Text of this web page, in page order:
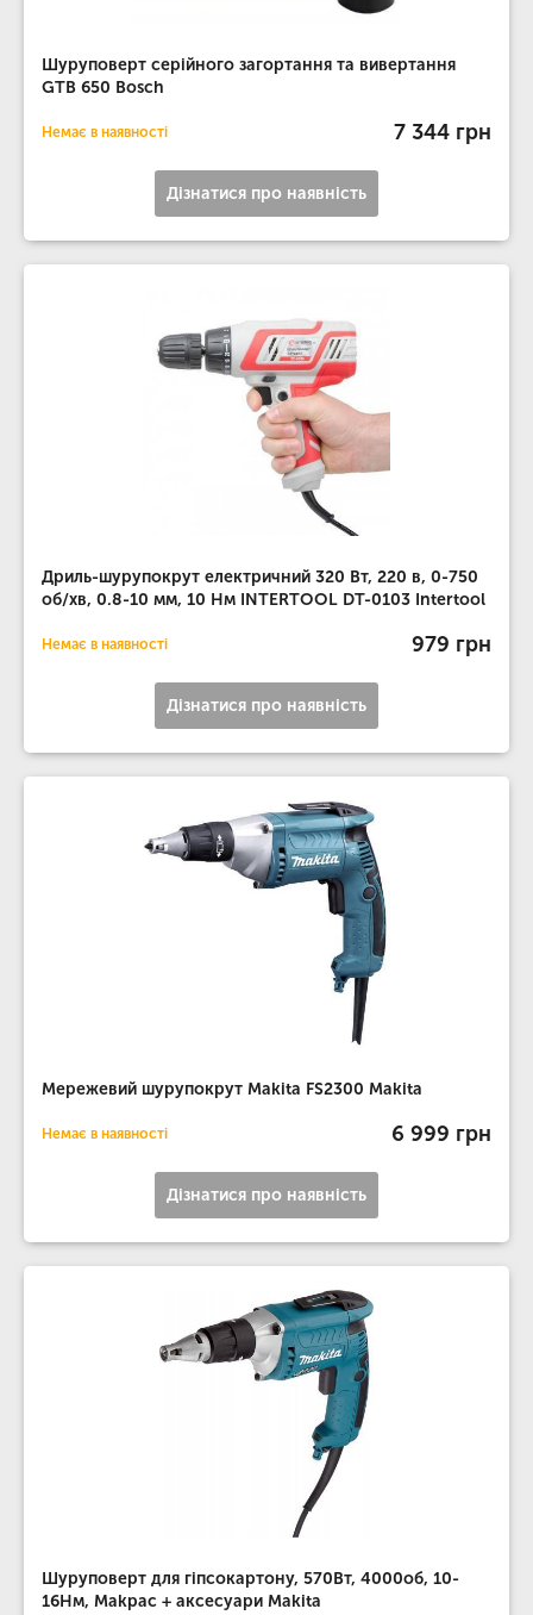
Шуруповерт серійного загортання та вивертання
GTB 650 Bosch
Немає в наявності 7 344 грн
Дізнатися про наявність
Дриль-шурупокрут електричний 320 Вт, 220 в, 0-750
об/хв, 0.8-10 мм, 10 Нм INTERTOOL DT-0103 Intertool
Немає в наявності 979 грн
Дізнатися про наявність
Мережевий шурупокрут Makita FS2300 Makita
Немає в наявності 6 999 грн
Дізнатися про наявність
Шуруповерт для гіпсокартону, 570Вт, 4000об, 10-
16Нм, Makpac + аксесуари Makita